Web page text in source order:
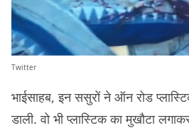
Twitter
भाईसाहब, इन ससुरों ने ऑन रोड
डाली. वो भी प्लास्टिक का मुखौटा